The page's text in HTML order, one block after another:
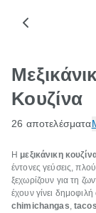
Κουζίνα
26 αποτελέσματα
Η μεξικάνικη
έντονες γεύσεις,
ξεχωρίζουν για τη
έχουν γίνει
chimichangas, tacos